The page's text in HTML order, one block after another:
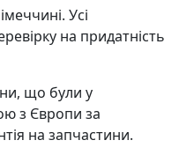
Усі
на придатність
що були у
з Європи за
на запчастини.